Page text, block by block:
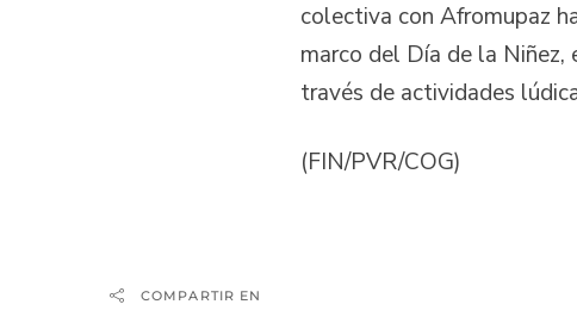
colectiva con Afromupaz
marco del Día de la
través de actividades
(FIN/PVR/COG)
COMPARTIR EN